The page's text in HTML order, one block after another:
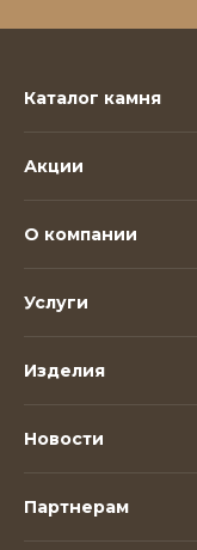
Каталог камня
Акции
О компании
Услуги
Изделия
Новости
Партнерам